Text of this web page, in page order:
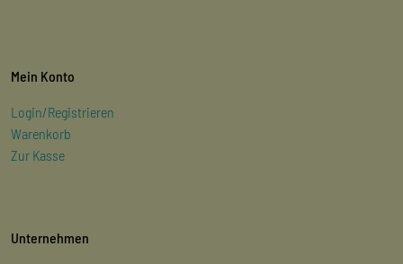
Mein Konto
Login/Registrieren
Warenkorb
Zur Kasse
Unternehmen